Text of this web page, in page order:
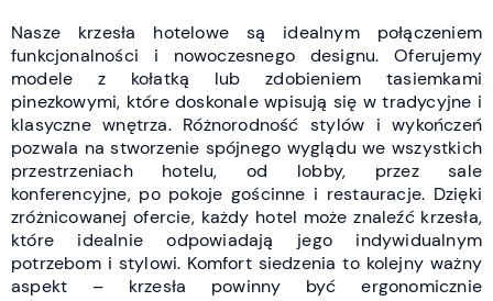
Nasze krzesła hotelowe są idealnym połączeniem
funkcjonalności i nowoczesnego designu. Oferujemy
modele z kołatką lub zdobieniem tasiemkami
pinezkowymi, które doskonale wpisują się w tradycyjne i
klasyczne wnętrza. Różnorodność stylów i wykończeń
pozwala na stworzenie spójnego wyglądu we wszystkich
przestrzeniach hotelu, od lobby, przez sale
konferencyjne, po pokoje gościnne i restauracje. Dzięki
zróżnicowanej ofercie, każdy hotel może znaleźć krzesła,
które idealnie odpowiadają jego indywidualnym
potrzebom i stylowi. Komfort siedzenia to kolejny ważny
aspekt – krzesła powinny być ergonomicznie